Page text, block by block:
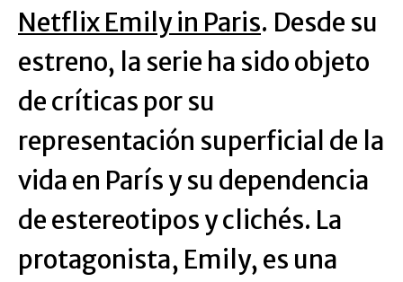
Netflix Emily in Paris. Desde su
estreno, la serie ha sido objeto
de críticas por su
representación superficial de la
vida en París y su dependencia
de estereotipos y clichés. La
protagonista, Emily, es una